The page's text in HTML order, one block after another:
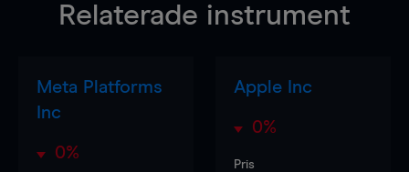
Relaterade instrument
Meta Platforms
Inc
0%
Apple Inc
0%
Pris